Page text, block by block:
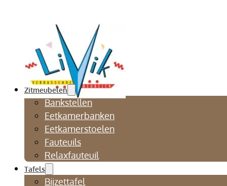
Zitmeubelen
Bankstellen
Eetkamerbanken
Eetkamerstoelen
Fauteuils
Relaxfauteuil
Tafels
Bijzettafel